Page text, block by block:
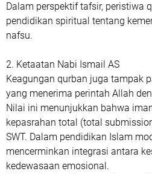
Dalam perspektif tafsir, peristiwa
pendidikan spiritual tentang
nafsu.
2. Ketaatan Nabi Ismail AS
Keagungan qurban juga tampak
yang menerima perintah Allah
Nilai ini menunjukkan bahwa
kepasrahan total (total
SWT. Dalam pendidikan Islam
mencerminkan integrasi antara
kedewasaan emosional.